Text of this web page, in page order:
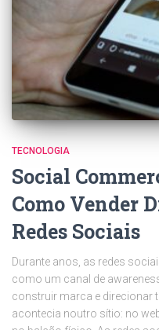
TECNOLOGIA
Social
Como Vender
Redes Sociais
Durante anos, as redes
como um canal de
construir marca e direcionar
acontecia noutro sítio: no